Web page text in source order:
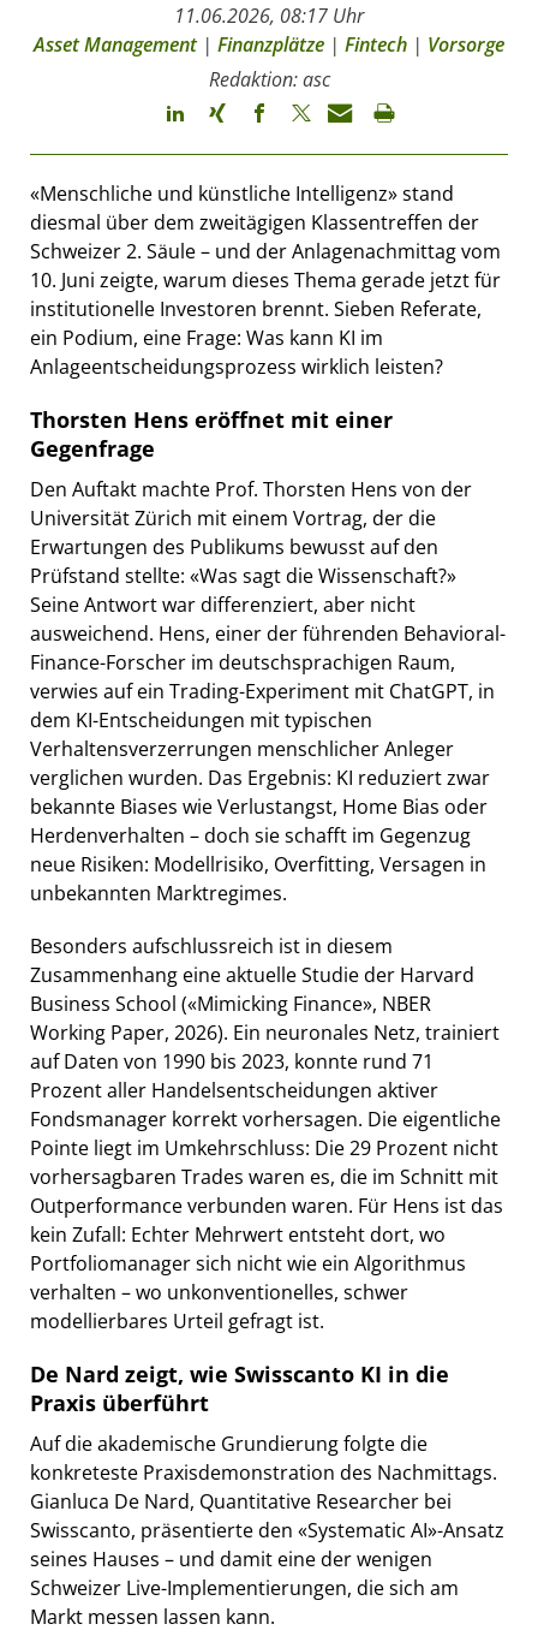
11.06.2026, 08:17 Uhr
Asset Management| Finanzplätze | Fintech | Vorsorge
Redaktion: asc
«Menschliche und künstliche Intelligenz» stand
diesmal über dem zweitägigen Klassentreffen der
Schweizer 2. Säule – und der Anlagenachmittag vom
10. Juni zeigte, warum dieses Thema gerade jetzt für
institutionelle Investoren brennt. Sieben Referate,
ein Podium, eine Frage: Was kann KI im
Anlageentscheidungsprozess wirklich leisten?
Thorsten Hens eröffnet mit einer
Gegenfrage
Den Auftakt machte Prof. Thorsten Hens von der
Universität Zürich mit einem Vortrag, der die
Erwartungen des Publikums bewusst auf den
Prüfstand stellte: «Was sagt die Wissenschaft?»
Seine Antwort war differenziert, aber nicht
ausweichend. Hens, einer der führenden Behavioral-
Finance-Forscher im deutschsprachigen Raum,
verwies auf ein Trading-Experiment mit ChatGPT, in
dem KI-Entscheidungen mit typischen
Verhaltensverzerrungen menschlicher Anleger
verglichen wurden. Das Ergebnis: KI reduziert zwar
bekannte Biases wie Verlustangst, Home Bias oder
Herdenverhalten – doch sie schafft im Gegenzug
neue Risiken: Modellrisiko, Overfitting, Versagen in
unbekannten Marktregimes.
Besonders aufschlussreich ist in diesem
Zusammenhang eine aktuelle Studie der Harvard
Business School («Mimicking Finance», NBER
Working Paper, 2026). Ein neuronales Netz, trainiert
auf Daten von 1990 bis 2023, konnte rund 71
Prozent aller Handelsentscheidungen aktiver
Fondsmanager korrekt vorhersagen. Die eigentliche
Pointe liegt im Umkehrschluss: Die 29 Prozent nicht
vorhersagbaren Trades waren es, die im Schnitt mit
Outperformance verbunden waren. Für Hens ist das
kein Zufall: Echter Mehrwert entsteht dort, wo
Portfoliomanager sich nicht wie ein Algorithmus
verhalten – wo unkonventionelles, schwer
modellierbares Urteil gefragt ist.
De Nard zeigt, wie Swisscanto KI in die
Praxis überführt
Auf die akademische Grundierung folgte die
konkreteste Praxisdemonstration des Nachmittags.
Gianluca De Nard, Quantitative Researcher bei
Swisscanto, präsentierte den «Systematic AI»-Ansatz
seines Hauses – und damit eine der wenigen
Schweizer Live-Implementierungen, die sich am
Markt messen lassen kann.